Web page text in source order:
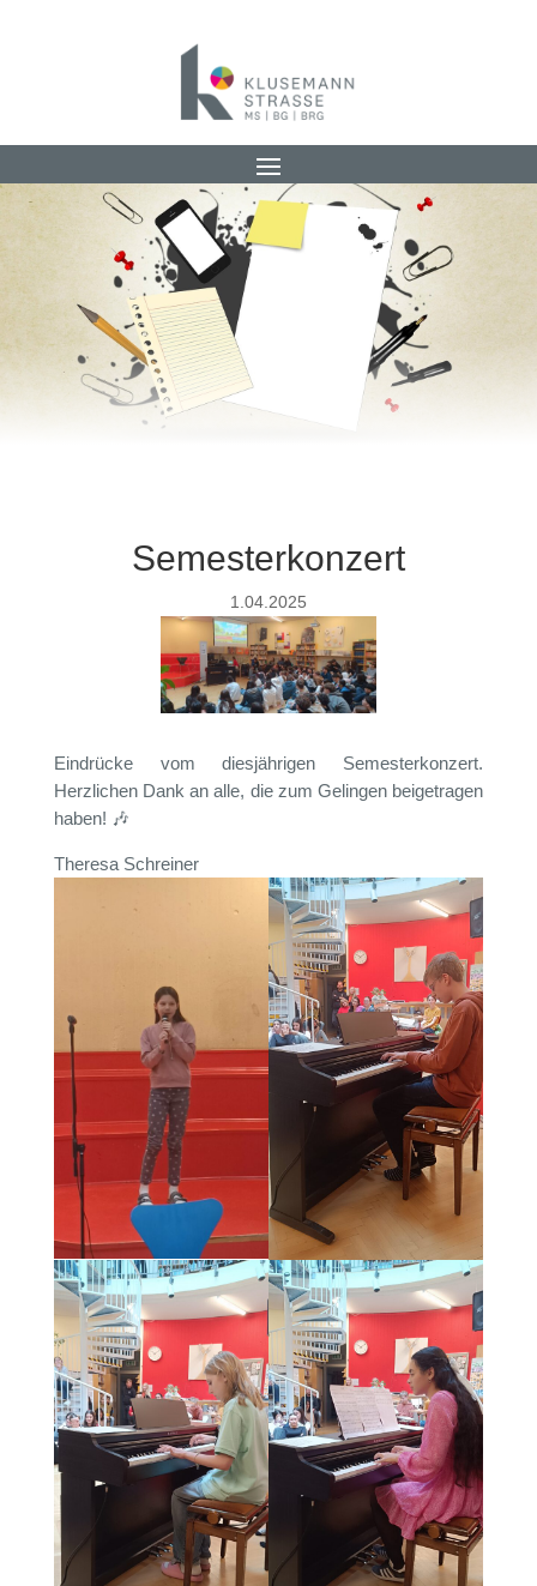
Semesterkonzert
1.04.2025
Eindrücke vom diesjährigen Semesterkonzert.
Herzlichen Dank an alle, die zum Gelingen beigetragen
haben! 🎶
Theresa Schreiner